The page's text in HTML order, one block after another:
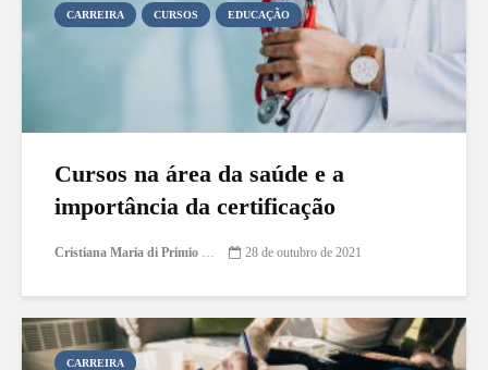
CARREIRA CURSOS EDUCAÇÃO
Cursos na área da saúde e a
importância da certificação
Cristiana Maria di Primio Gonçalves 28 de outubro de 2021
CARREIRA